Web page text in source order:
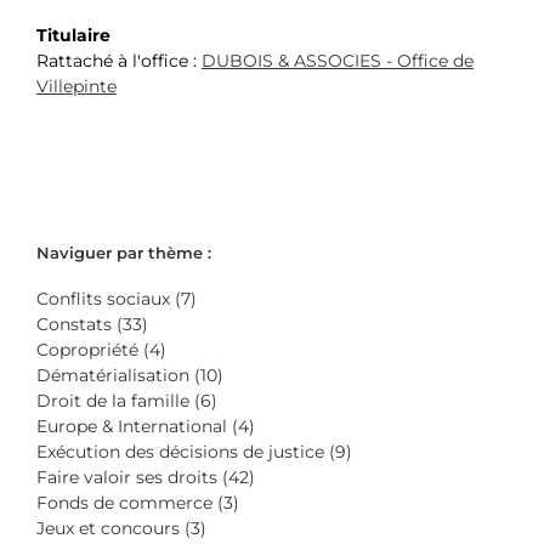
Titulaire
Rattaché à l'office : DUBOIS & ASSOCIES - Office de
Villepinte
Naviguer par thème :
Conflits sociaux (7)
Constats (33)
Copropriété (4)
Dématérialisation (10)
Droit de la famille (6)
Europe & International (4)
Exécution des décisions de justice (9)
Faire valoir ses droits (42)
Fonds de commerce (3)
Jeux et concours (3)